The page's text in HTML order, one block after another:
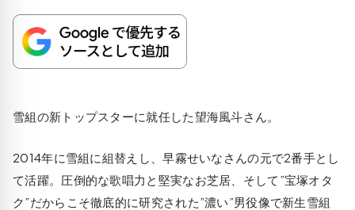
雪組の新トップスターに就任した望海風斗さん。
2014年に雪組に組替えし、早霧せいなさんの元で2番手とし
て活躍。圧倒的な歌唱力と堅実なお芝居、そして”宝塚オタ
ク”だからこそ徹底的に研究された”濃い”男役像で新生雪組